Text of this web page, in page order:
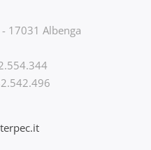
17031 Albenga